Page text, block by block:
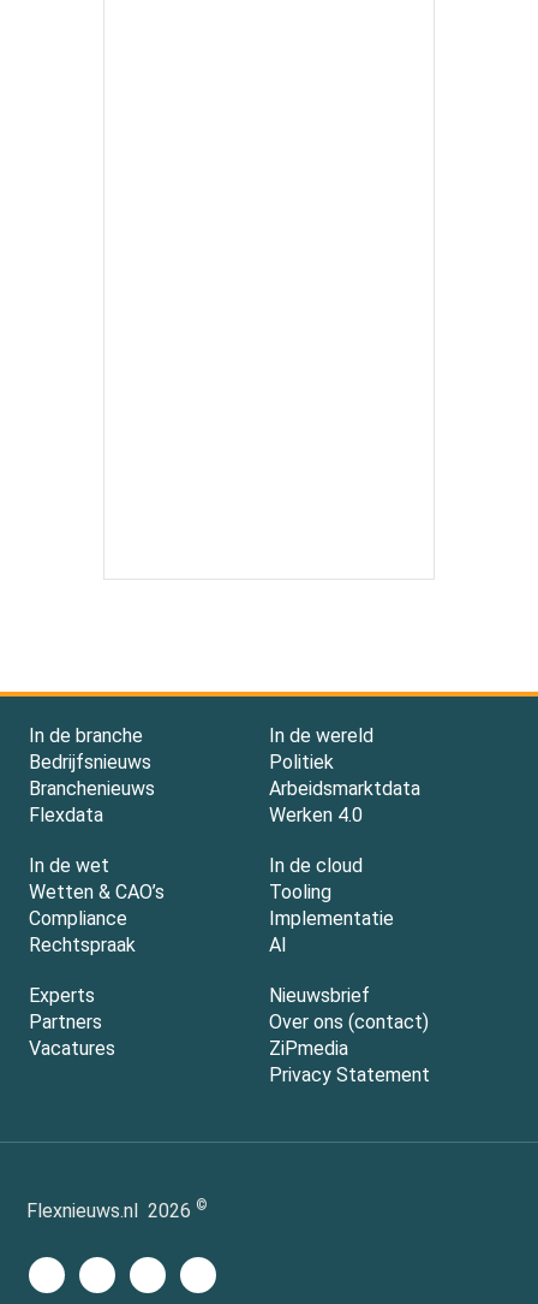
In de branche
Bedrijfsnieuws
Branchenieuws
Flexdata
In de wereld
Politiek
Arbeidsmarktdata
Werken 4.0
In de wet
Wetten & CAO’s
Compliance
Rechtspraak
In de cloud
Tooling
Implementatie
AI
Experts
Partners
Vacatures
Nieuwsbrief
Over ons (contact)
ZiPmedia
Privacy Statement
Flexnieuws.nl 2026 ©